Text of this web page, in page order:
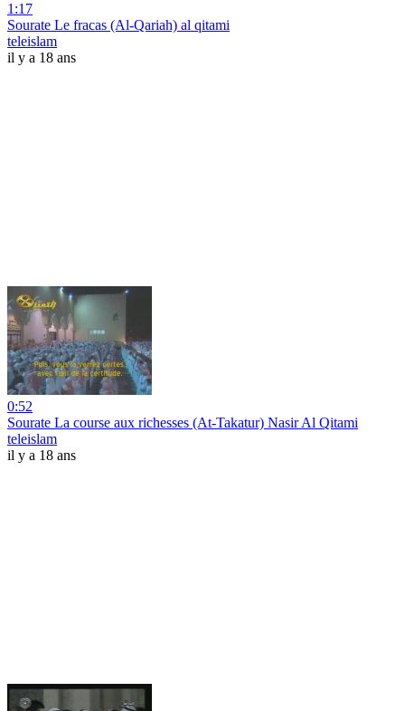
1:17
Sourate Le fracas (Al-Qariah) al qitami
teleislam
il y a 18 ans
0:52
Sourate La course aux richesses (At-Takatur) Nasir Al Qitami
teleislam
il y a 18 ans